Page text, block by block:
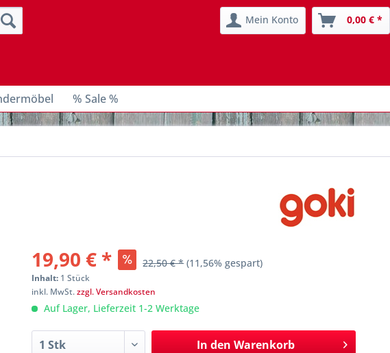
Mein Konto 0,00 € *
% Sale %
19,90 € * 22,50 € * (11,56% gespart)
Inhalt: 1 Stück
inkl. MwSt.zzgl. Versandkosten
Auf Lager, Lieferzeit 1-2 Werktage
In den Warenkorb